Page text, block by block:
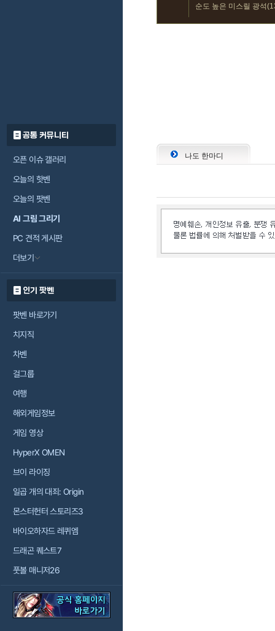
공통 커뮤니티
오픈 이슈 갤러리
오늘의 핫벤
오늘의 팟벤
AI 그림 그리기
PC 견적 게시판
더보기
인기 팟벤
팟벤 바로가기
치지직
차벤
걸그룹
여행
해외게임정보
게임 영상
HyperX OMEN
브이 라이징
일곱 개의 대죄: Origin
몬스터헌터 스토리즈3
바이오하자드 레퀴엠
드래곤 퀘스트7
풋볼 매니저26
순도 높은 미스릴 광석
나도 한마디